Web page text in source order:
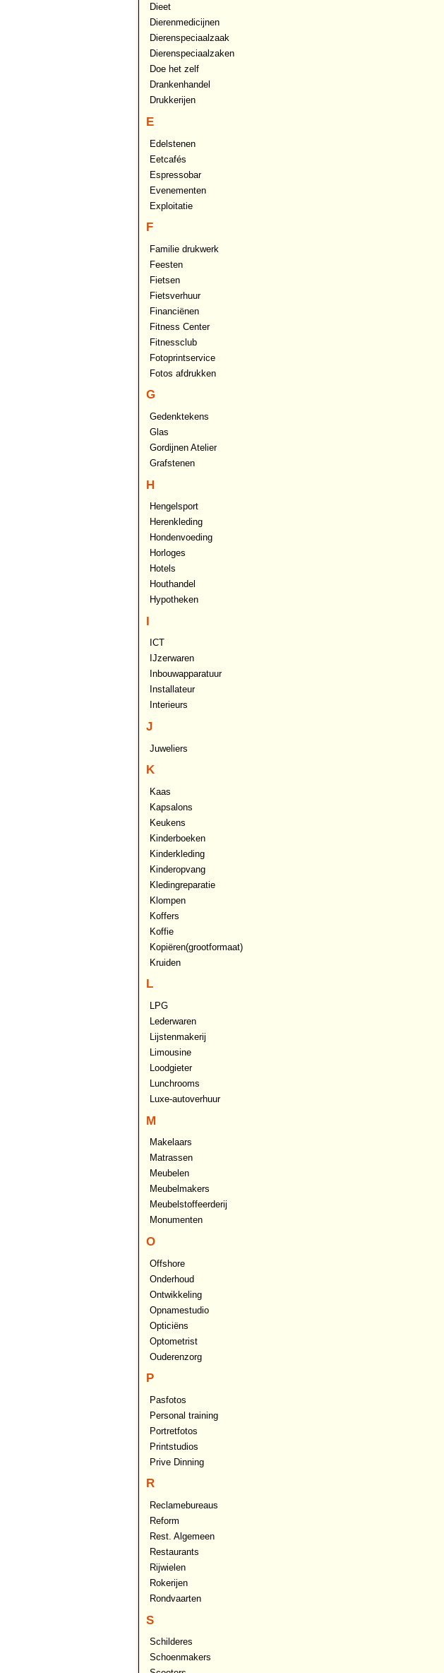
Dieet
Dierenmedicijnen
Dierenspeciaalzaak
Dierenspeciaalzaken
Doe het zelf
Drankenhandel
Drukkerijen
E
Edelstenen
Eetcafés
Espressobar
Evenementen
Exploitatie
F
Familie drukwerk
Feesten
Fietsen
Fietsverhuur
Financiënen
Fitness Center
Fitnessclub
Fotoprintservice
Fotos afdrukken
G
Gedenktekens
Glas
Gordijnen Atelier
Grafstenen
H
Hengelsport
Herenkleding
Hondenvoeding
Horloges
Hotels
Houthandel
Hypotheken
I
ICT
IJzerwaren
Inbouwapparatuur
Installateur
Interieurs
J
Juweliers
K
Kaas
Kapsalons
Keukens
Kinderboeken
Kinderkleding
Kinderopvang
Kledingreparatie
Klompen
Koffers
Koffie
Kopiëren(grootformaat)
Kruiden
L
LPG
Lederwaren
Lijstenmakerij
Limousine
Loodgieter
Lunchrooms
Luxe-autoverhuur
M
Makelaars
Matrassen
Meubelen
Meubelmakers
Meubelstoffeerderij
Monumenten
O
Offshore
Onderhoud
Ontwikkeling
Opnamestudio
Opticiëns
Optometrist
Ouderenzorg
P
Pasfotos
Personal training
Portretfotos
Printstudios
Prive Dinning
R
Reclamebureaus
Reform
Rest. Algemeen
Restaurants
Rijwielen
Rokerijen
Rondvaarten
S
Schilderes
Schoenmakers